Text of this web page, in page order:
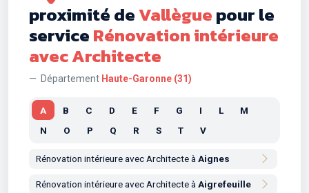
proximité deVallèguepour le
serviceRénovation intérieure
avec Architecte
Département Haute-Garonne (31)
A B C D E F G I L
M
N
O P Q R S T V
Rénovation intérieure avec Architecte à Aignes
Rénovation intérieure avec Architecte à Aigrefeuille